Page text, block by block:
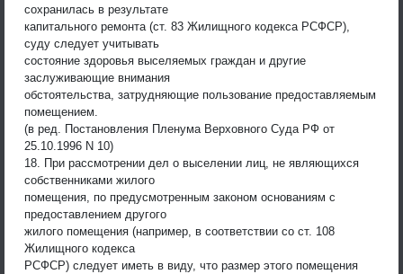
сохранилась в результате
капитального ремонта (ст. 83 Жилищного кодекса РСФСР),
суду следует учитывать
состояние здоровья выселяемых граждан и другие
заслуживающие внимания
обстоятельства, затрудняющие пользование предоставляемым
помещением.
(в ред. Постановления Пленума Верховного Суда РФ от
25.10.1996 N 10)
18. При рассмотрении дел о выселении лиц, не являющихся
собственниками жилого
помещения, по предусмотренным законом основаниям с
предоставлением другого
жилого помещения (например, в соответствии со ст. 108
Жилищного кодекса
РСФСР) следует иметь в виду, что размер этого помещения